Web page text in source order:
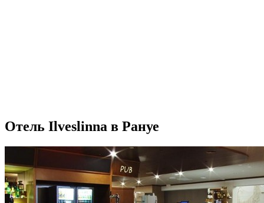
Отель Ilveslinna в Рануе